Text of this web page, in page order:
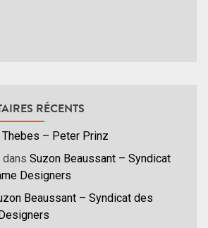
RÉCENTS
Thebes – Peter Prinz
dans Suzon Beaussant – Syndicat
Designers
Beaussant – Syndicat des